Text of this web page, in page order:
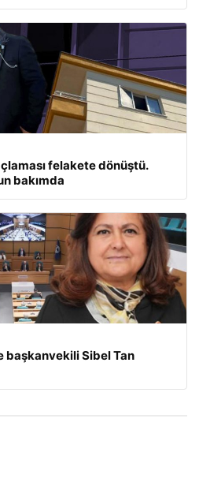
felakete dönüştü.
bakımda
başkanvekili Sibel Tan